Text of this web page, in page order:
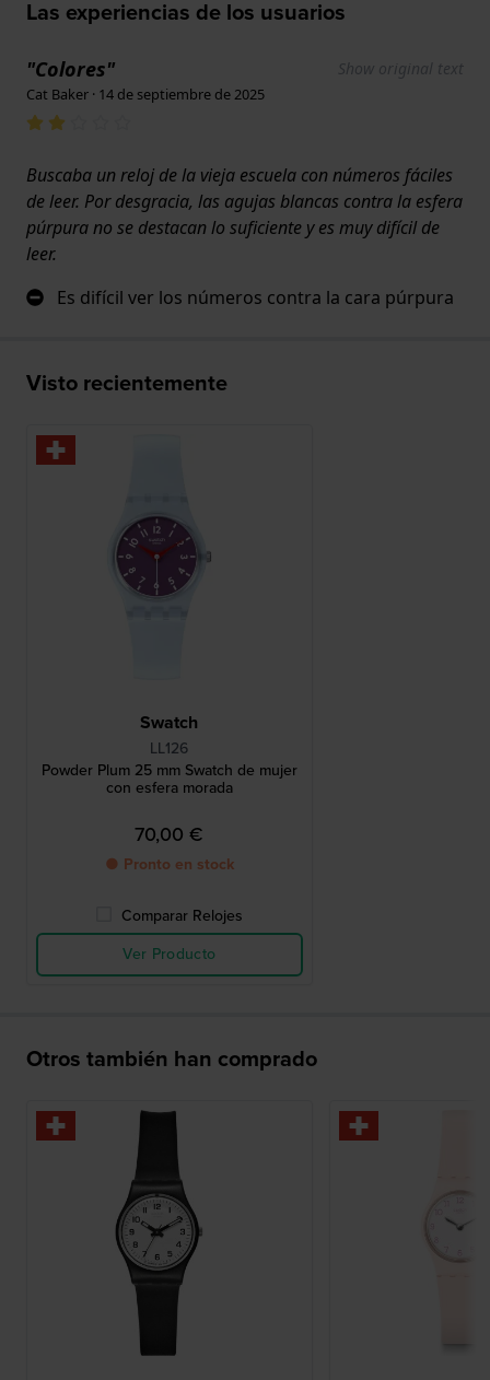
Las experiencias de los usuarios
"Colores" Show original text
Cat Baker · 14 de septiembre de 2025
Buscaba un reloj de la vieja escuela con números fáciles
de leer. Por desgracia, las agujas blancas contra la esfera
púrpura no se destacan lo suficiente y es muy difícil de
leer.
Es difícil ver los números contra la cara púrpura
Visto recientemente
Swatch
LL126
Powder Plum 25 mm Swatch de mujer
con esfera morada
70,00 €
● Pronto en stock
Comparar Relojes
Ver Producto
Otros también han comprado